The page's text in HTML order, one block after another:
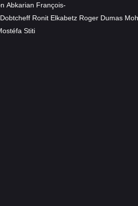
Abkarian François-
Dobtcheff Ronit Elkabetz Roger Dumas
Stiti